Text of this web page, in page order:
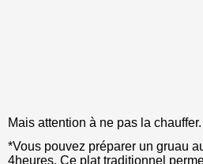
Mais attention à ne pas la
*Vous pouvez préparer un gruau
4heures. Ce plat traditionnel